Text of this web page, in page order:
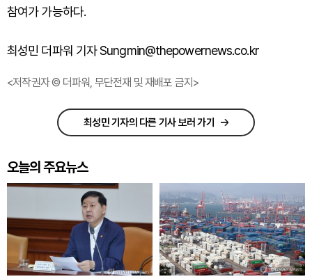
참여가 가능하다.
최성민 더파워 기자 Sungmin@thepowernews.co.kr
<저작권자 © 더파워, 무단전재 및 재배포 금지>
최성민 기자의 다른 기사 보러 가기
오늘의 주요뉴스